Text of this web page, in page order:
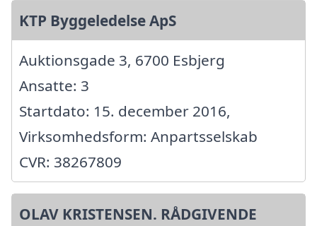
KTP Byggeledelse ApS
Auktionsgade 3, 6700 Esbjerg
Ansatte: 3
Startdato: 15. december 2016,
Virksomhedsform: Anpartsselskab
CVR: 38267809
OLAV KRISTENSEN. RÅDGIVENDE